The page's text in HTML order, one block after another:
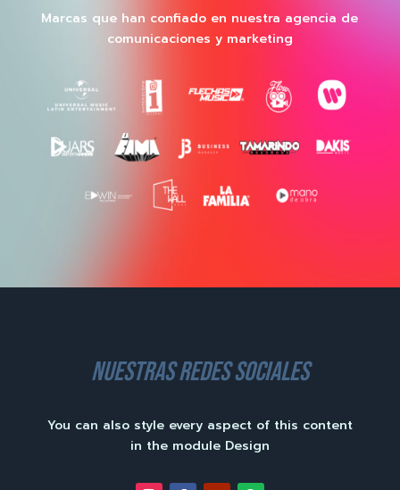
Marcas que han confiado en nuestra agencia de
comunicaciones y marketing
nuestras redes sociales
You can also style every aspect of this content
in the module Design